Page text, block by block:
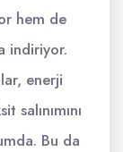
hem de
indiriyor.
enerji
Bu da